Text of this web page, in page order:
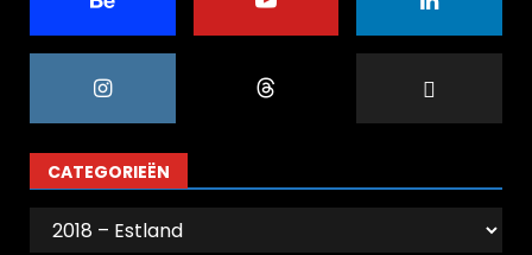
CATEGORIEËN
Categorieën